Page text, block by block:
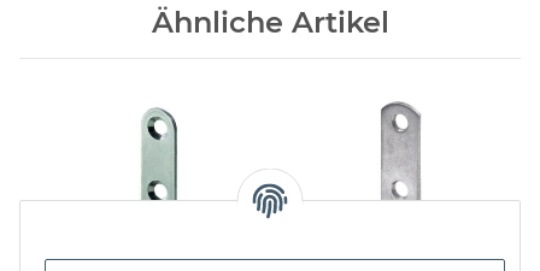
Ähnliche Artikel